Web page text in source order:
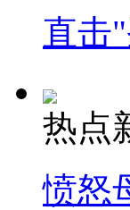
直击
热点
愤怒